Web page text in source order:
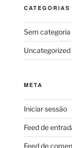
CATEGORIAS
Sem categoria
Uncategorized
META
Iniciar sessão
Feed de
Feed de